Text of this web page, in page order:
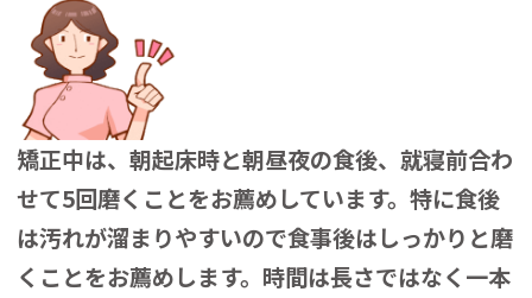
矯正中は、朝起床時と朝昼夜の食後、就寝前合わ
せて5回磨くことをお薦めしています。特に食後
は汚れが溜まりやすいので食事後はしっかりと磨
くことをお薦めします。時間は長さではなく一本